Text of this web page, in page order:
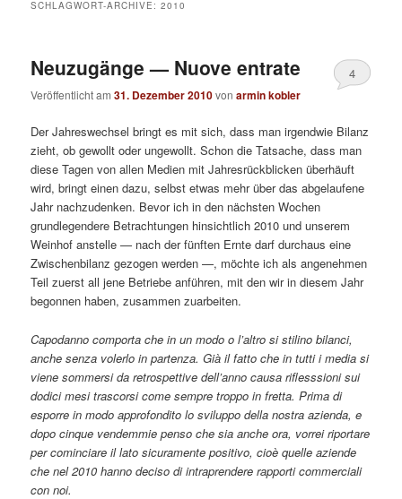
SCHLAGWORT-ARCHIVE:2010
Neuzugänge — Nuove entrate
Veröffentlicht am31. Dezember 2010vonarmin kobler
4
Der Jahreswechsel bringt es mit sich, dass man irgendwie Bilanz
zieht, ob gewollt oder ungewollt. Schon die Tatsache, dass man
diese Tagen von allen Medien mit Jahresrückblicken überhäuft
wird, bringt einen dazu, selbst etwas mehr über das abgelaufene
Jahr nachzudenken. Bevor ich in den nächsten Wochen
grundlegendere Betrachtungen hinsichtlich 2010 und unserem
Weinhof anstelle — nach der fünften Ernte darf durchaus eine
Zwischenbilanz gezogen werden —, möchte ich als angenehmen
Teil zuerst all jene Betriebe anführen, mit den wir in diesem Jahr
begonnen haben, zusammen zuarbeiten.
Capodanno comporta che in un modo o l’altro si stilino bilanci,
anche senza volerlo in partenza. Già il fatto che in tutti i media si
viene sommersi da retrospettive dell’anno causa riflesssioni sui
dodici mesi trascorsi come sempre troppo in fretta. Prima di
esporre in modo approfondito lo sviluppo della nostra azienda, e
dopo cinque vendemmie penso che sia anche ora, vorrei riportare
per cominciare il lato sicuramente positivo, cioè quelle aziende
che nel 2010 hanno deciso di intraprendere rapporti commerciali
con noi.